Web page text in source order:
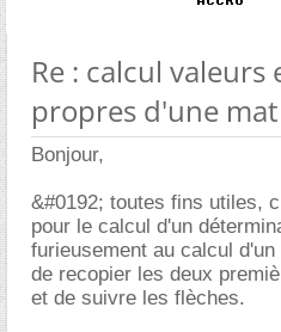
Re : calcul valeurs
propres d'une
Bonjour,
&#0192; toutes fins utiles,
pour le calcul d'un
furieusement au calcul
de recopier les deux
et de suivre les flèches.